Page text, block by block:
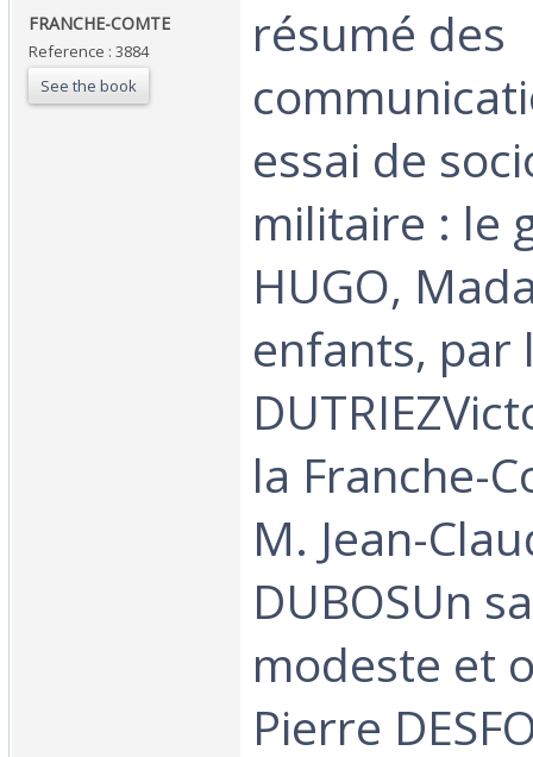
‎FRANCHE-COMTE‎
Reference : 3884
See the book
‎résumé des
essai de
militaire : le
HUGO,
enfants, par
la Franche-
M. Jean-
DUBOSUn
modeste et
Pierre